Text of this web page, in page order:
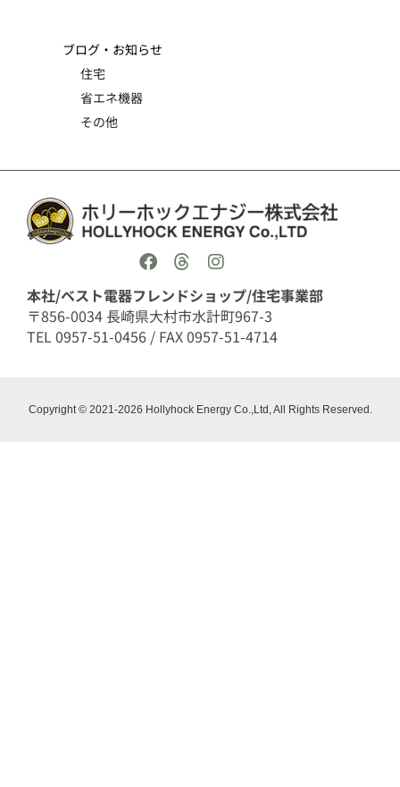
ブログ・お知らせ
住宅
省エネ機器
その他
本社/ベスト電器フレンドショップ/住宅事業部
〒856-0034 長崎県大村市水計町967-3
TEL 0957-51-0456 / FAX 0957-51-4714
Copyright © 2021-2026 Hollyhock Energy Co.,Ltd, All Rights Reserved.